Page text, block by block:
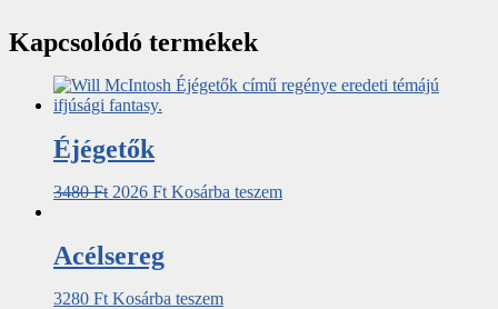
Kapcsolódó termékek
Éjégetők
3480Ft 2026 Ft Kosárba teszem
Acélsereg
3280 Ft Kosárba teszem